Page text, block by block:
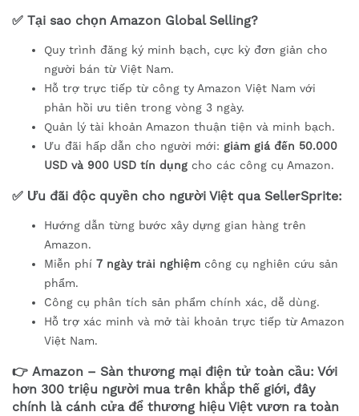
✅ Tại sao chọn Amazon Global Selling?
Quy trình đăng ký minh bạch, cực kỳ đơn giản cho
người bán từ Việt Nam.
Hỗ trợ trực tiếp từ công ty Amazon Việt Nam với
phản hồi ưu tiên trong vòng 3 ngày.
Quản lý tài khoản Amazon thuận tiện và minh bạch.
Ưu đãi hấp dẫn cho người mới: giảm giá đến 50.000
USD và 900 USD tín dụng cho các công cụ Amazon.
✅ Ưu đãi độc quyền cho người Việt qua SellerSprite:
Hướng dẫn từng bước xây dựng gian hàng trên
Amazon.
Miễn phí 7 ngày trải nghiệm công cụ nghiên cứu sản
phẩm.
Công cụ phân tích sản phẩm chính xác, dễ dùng.
Hỗ trợ xác minh và mở tài khoản trực tiếp từ Amazon
Việt Nam.
👉 Amazon – Sàn thương mại điện tử toàn cầu: Với
hơn 300 triệu người mua trên khắp thế giới, đây
chính là cánh cửa để thương hiệu Việt vươn ra toàn